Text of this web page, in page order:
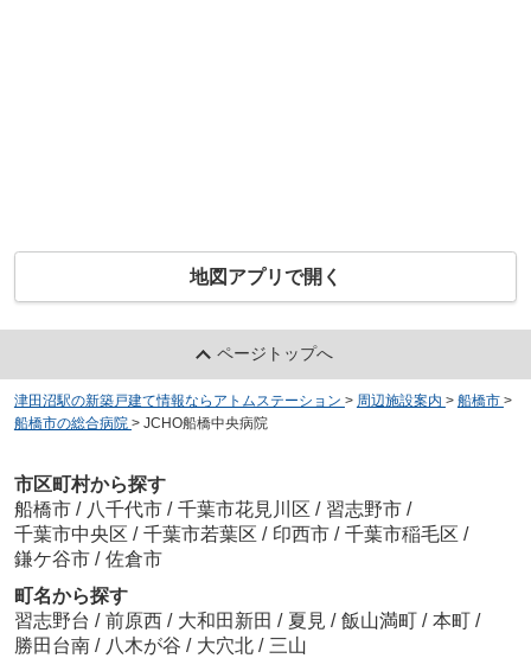
地図アプリで開く
ページトップへ
津田沼駅の新築戸建て情報ならアトムステーション > 周辺施設案内 > 船橋市 >
船橋市の総合病院 > JCHO船橋中央病院
市区町村から探す
船橋市 / 八千代市 / 千葉市花見川区 / 習志野市 /
千葉市中央区 / 千葉市若葉区 / 印西市 / 千葉市稲毛区 /
鎌ケ谷市 / 佐倉市
町名から探す
習志野台 / 前原西 / 大和田新田 / 夏見 / 飯山満町 / 本町 /
勝田台南 / 八木が谷 / 大穴北 / 三山